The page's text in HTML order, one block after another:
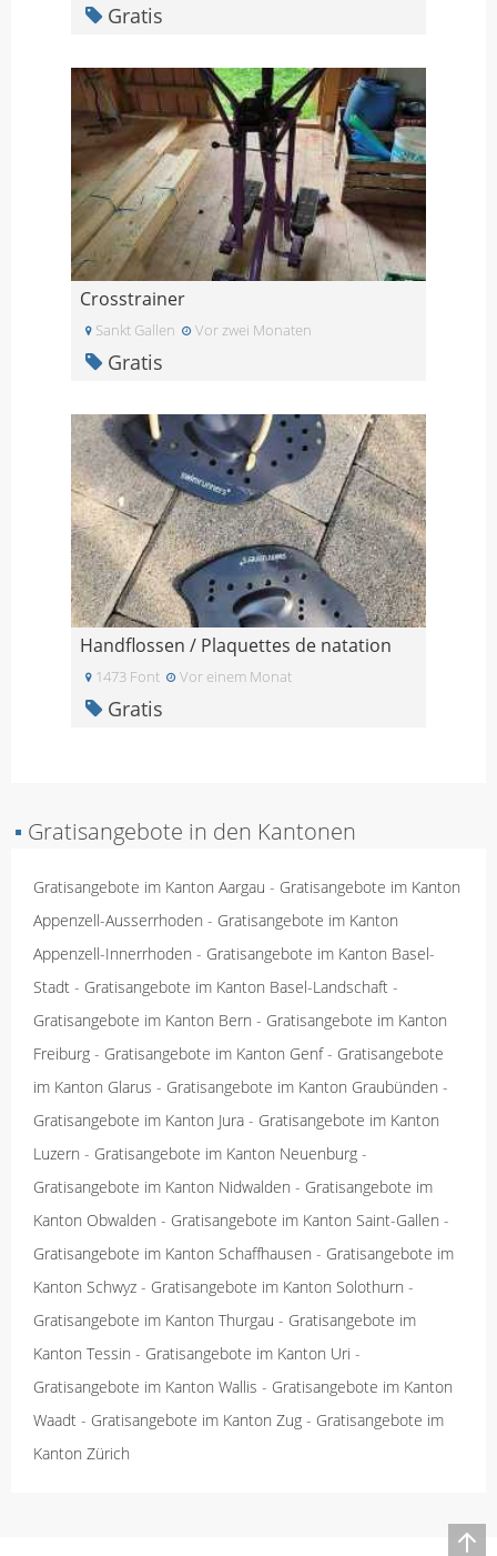
Gratis
Crosstrainer
Sankt Gallen Vor zwei Monaten
Gratis
Handflossen / Plaquettes de natation
1473 Font Vor einem Monat
Gratis
▪ Gratisangebote in den Kantonen
Gratisangebote im Kanton Aargau - Gratisangebote im Kanton
Appenzell-Ausserrhoden - Gratisangebote im Kanton
Appenzell-Innerrhoden - Gratisangebote im Kanton Basel-
Stadt - Gratisangebote im Kanton Basel-Landschaft -
Gratisangebote im Kanton Bern - Gratisangebote im Kanton
Freiburg - Gratisangebote im Kanton Genf- Gratisangebote
im Kanton Glarus - Gratisangebote im Kanton Graubünden -
Gratisangebote im Kanton Jura - Gratisangebote im Kanton
Luzern - Gratisangebote im Kanton Neuenburg -
Gratisangebote im Kanton Nidwalden - Gratisangebote im
Kanton Obwalden - Gratisangebote im Kanton Saint-Gallen -
Gratisangebote im Kanton Schaffhausen - Gratisangebote im
Kanton Schwyz - Gratisangebote im Kanton Solothurn -
Gratisangebote im Kanton Thurgau - Gratisangebote im
Kanton Tessin - Gratisangebote im Kanton Uri -
Gratisangebote im Kanton Wallis - Gratisangebote im Kanton
Waadt - Gratisangebote im Kanton Zug - Gratisangebote im
Kanton Zürich